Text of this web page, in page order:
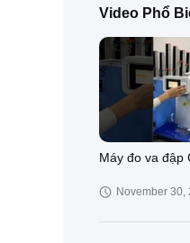
Video Phổ
Máy đo va đập
November 30,